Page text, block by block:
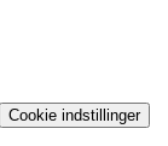
Cookie indstillinger